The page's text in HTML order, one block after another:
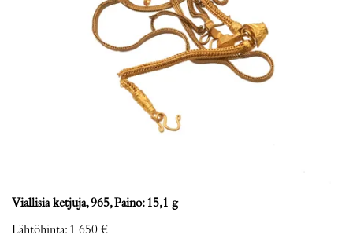
Viallisia ketjuja, 965, Paino: 15,1 g
Lähtöhinta: 1 650 €